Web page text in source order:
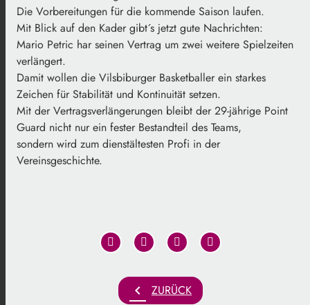
Die Vorbereitungen für die kommende Saison laufen.
Mit Blick auf den Kader gibt´s jetzt gute Nachrichten:
Mario Petric har seinen Vertrag um zwei weitere Spielzeiten
verlängert.
Damit wollen die Vilsbiburger Basketballer ein starkes
Zeichen für Stabilität und Kontinuität setzen.
Mit der Vertragsverlängerungen bleibt der 29-jährige Point
Guard nicht nur ein fester Bestandteil des Teams,
sondern wird zum dienstältesten Profi in der
Vereinsgeschichte.
chevron_left ZURÜCK